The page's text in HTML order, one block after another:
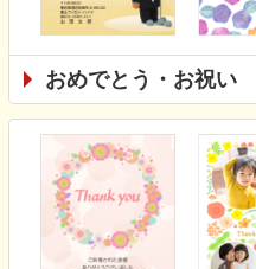
おめでとう・お祝い